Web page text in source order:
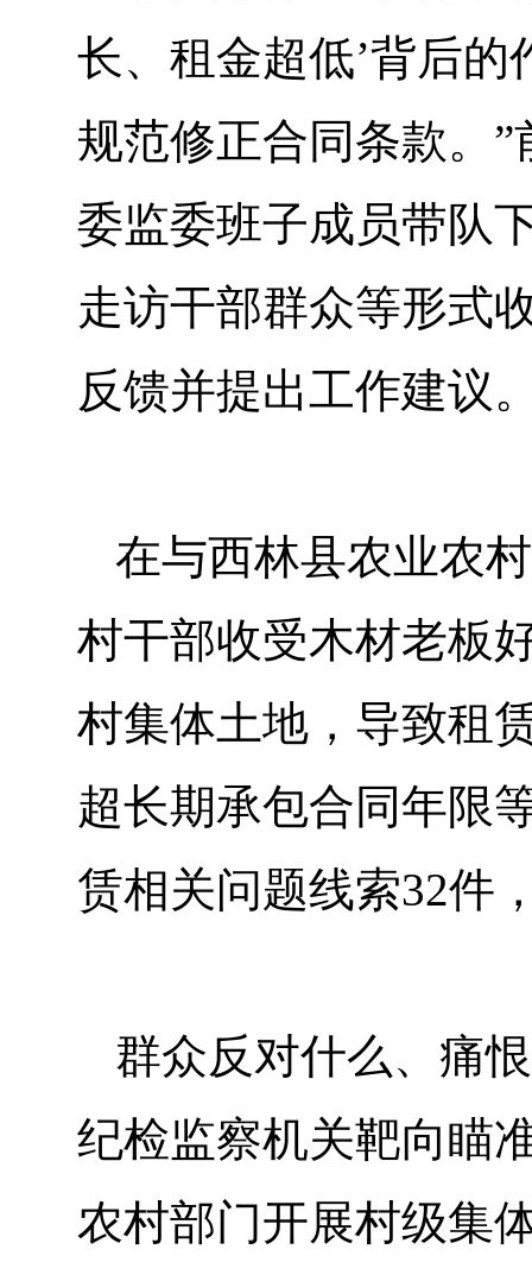
长、租金超低’背后
规范修正合同条款。
委监委班子成员带队
走访干部群众等形式
反馈并提出工作建议
在与西林县农业农
村干部收受木材老板
村集体土地，导致租
超长期承包合同年限
赁相关问题线索32件
群众反对什么、痛
纪检监察机关靶向瞄
农村部门开展村级集